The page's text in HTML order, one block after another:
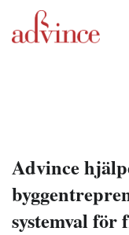
Advince
systemval